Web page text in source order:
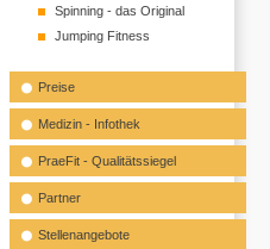
Spinning - das Original
Jumping Fitness
Preise
Medizin - Infothek
PraeFit - Qualitätssiegel
Partner
Stellenangebote